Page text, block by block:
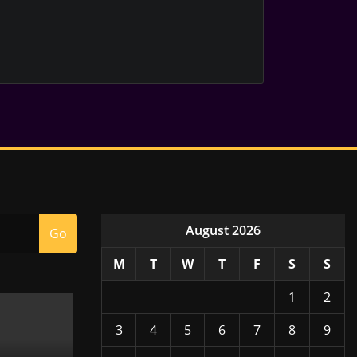
Go
August 2026
M
T W T F S
S
1
2
3
4 5 6 7 8
9